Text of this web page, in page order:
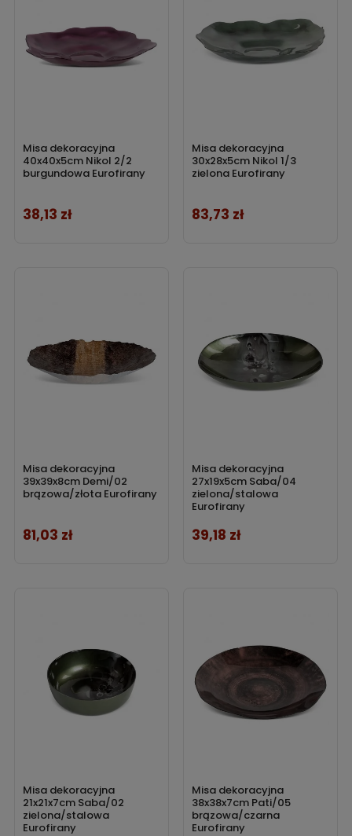
Misa dekoracyjna
40x40x5cm Nikol 2/2
burgundowa Eurofirany
Cena
38,13 zł
Misa dekoracyjna
30x28x5cm Nikol 1/3
zielona Eurofirany
Cena
83,73 zł
Misa dekoracyjna
39x39x8cm Demi/02
brązowa/złota Eurofirany
Cena
81,03 zł
Misa dekoracyjna
27x19x5cm Saba/04
zielona/stalowa
Eurofirany
Cena
39,18 zł
Misa dekoracyjna
21x21x7cm Saba/02
zielona/stalowa
Eurofirany
Misa dekoracyjna
38x38x7cm Pati/05
brązowa/czarna
Eurofirany